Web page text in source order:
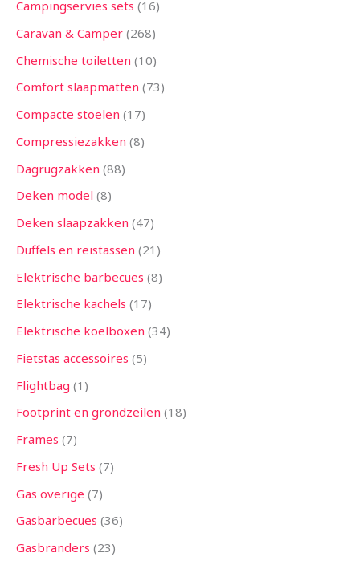
Campingservies sets 16
Caravan & Camper 268
Chemische toiletten 10
Comfort slaapmatten 73
Compacte stoelen 17
Compressiezakken 8
Dagrugzakken 88
Deken model 8
Deken slaapzakken 47
Duffels en reistassen 21
Elektrische barbecues 8
Elektrische kachels 17
Elektrische koelboxen 34
Fietstas accessoires 5
Flightbag 1
Footprint en grondzeilen 18
Frames 7
Fresh Up Sets 7
Gas overige 7
Gasbarbecues 36
Gasbranders 23